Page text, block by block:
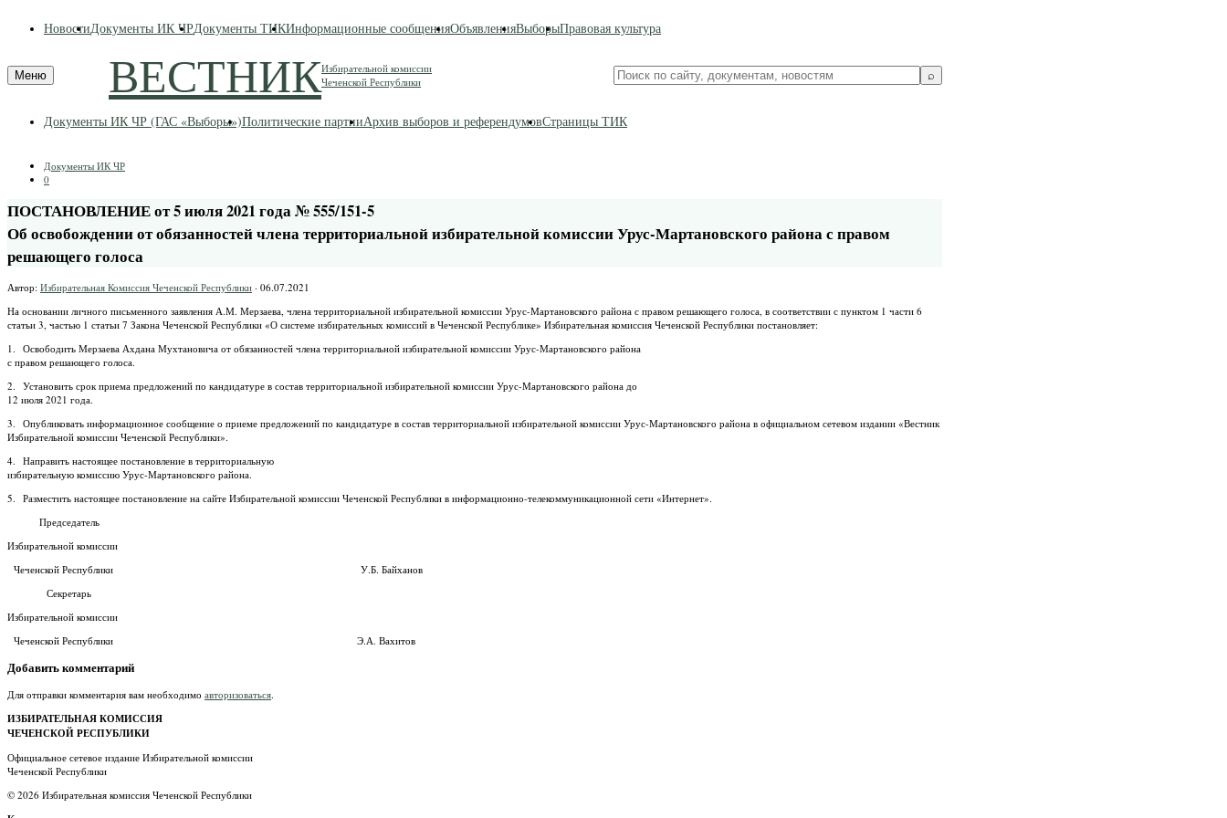
НовостиДокументы ИК ЧРДокументы ТИКИнформационные сообщенияОбъявленияВыборыПравовая культура
Меню ВЕСТНИКИзбирательной комиссии
Чеченской Республики
Поиск
по
⌕
Документы ИК ЧР (ГАС «Выборы»)Политические партииАрхив выборов и референдумовСтраницы ТИК
Документы ИК ЧР
0
ПОСТАНОВЛЕНИЕ от 5 июля 2021 года № 555/151-5
Об освобождении от обязанностей члена территориальной избирательной комиссии Урус-Мартановского района с правом
решающего голоса
Автор: Избирательная Комиссия Чеченской Республики · 06.07.2021
На основании личного письменного заявления А.М. Мерзаева, члена территориальной избирательной комиссии Урус-Мартановского района с правом решающего голоса, в соответствии с пунктом 1 части 6
статьи 3, частью 1 статьи 7 Закона Чеченской Республики «О системе избирательных комиссий в Чеченской Республике» Избирательная комиссия Чеченской Республики постановляет:
1. Освободить Мерзаева Ахдана Мухтановича от обязанностей члена территориальной избирательной комиссии Урус-Мартановского района
с правом решающего голоса.
2. Установить срок приема предложений по кандидатуре в состав территориальной избирательной комиссии Урус-Мартановского района до
12 июля 2021 года.
3. Опубликовать информационное сообщение о приеме предложений по кандидатуре в состав территориальной избирательной комиссии Урус-Мартановского района в официальном сетевом издании «Вестник
Избирательной комиссии Чеченской Республики».
4. Направить настоящее постановление в территориальную
избирательную комиссию Урус-Мартановского района.
5. Разместить настоящее постановление на сайте Избирательной комиссии Чеченской Республики в информационно-телекоммуникационной сети «Интернет».
Председатель
Избирательной комиссии
Чеченской Республики У.Б. Байханов
Секретарь
Избирательной комиссии
Чеченской Республики Э.А. Вахитов
Добавить комментарий
Для отправки комментария вам необходимо авторизоваться.
ИЗБИРАТЕЛЬНАЯ КОМИССИЯ
ЧЕЧЕНСКОЙ РЕСПУБЛИКИ
Официальное сетевое издание Избирательной комиссии
Чеченской Республики
© 2026 Избирательная комиссия Чеченской Республики